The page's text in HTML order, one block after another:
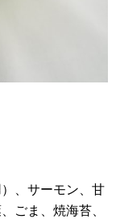
、サーモン、甘
ごま、焼海苔、